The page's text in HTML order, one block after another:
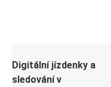
Digitální jízdenky a
sledování v